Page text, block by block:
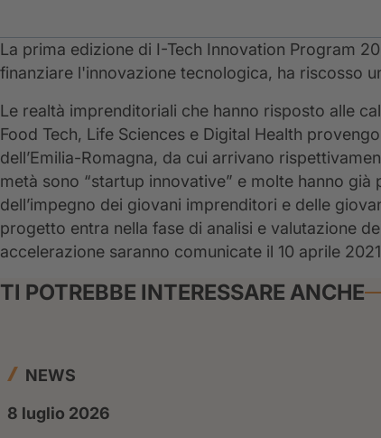
La prima edizione di I-Tech Innovation Program
finanziare l'innovazione tecnologica, ha riscosso
Le realtà imprenditoriali che hanno risposto alle
Food Tech, Life Sciences e Digital Health
dell’Emilia-Romagna, da cui arrivano
metà sono “startup innovative” e molte hanno
dell’impegno dei giovani imprenditori e delle
progetto entra nella fase di analisi e valutazione
accelerazione saranno comunicate il 10 aprile
TI POTREBBE INTERESSARE ANCHE
NEWS
8 luglio 2026